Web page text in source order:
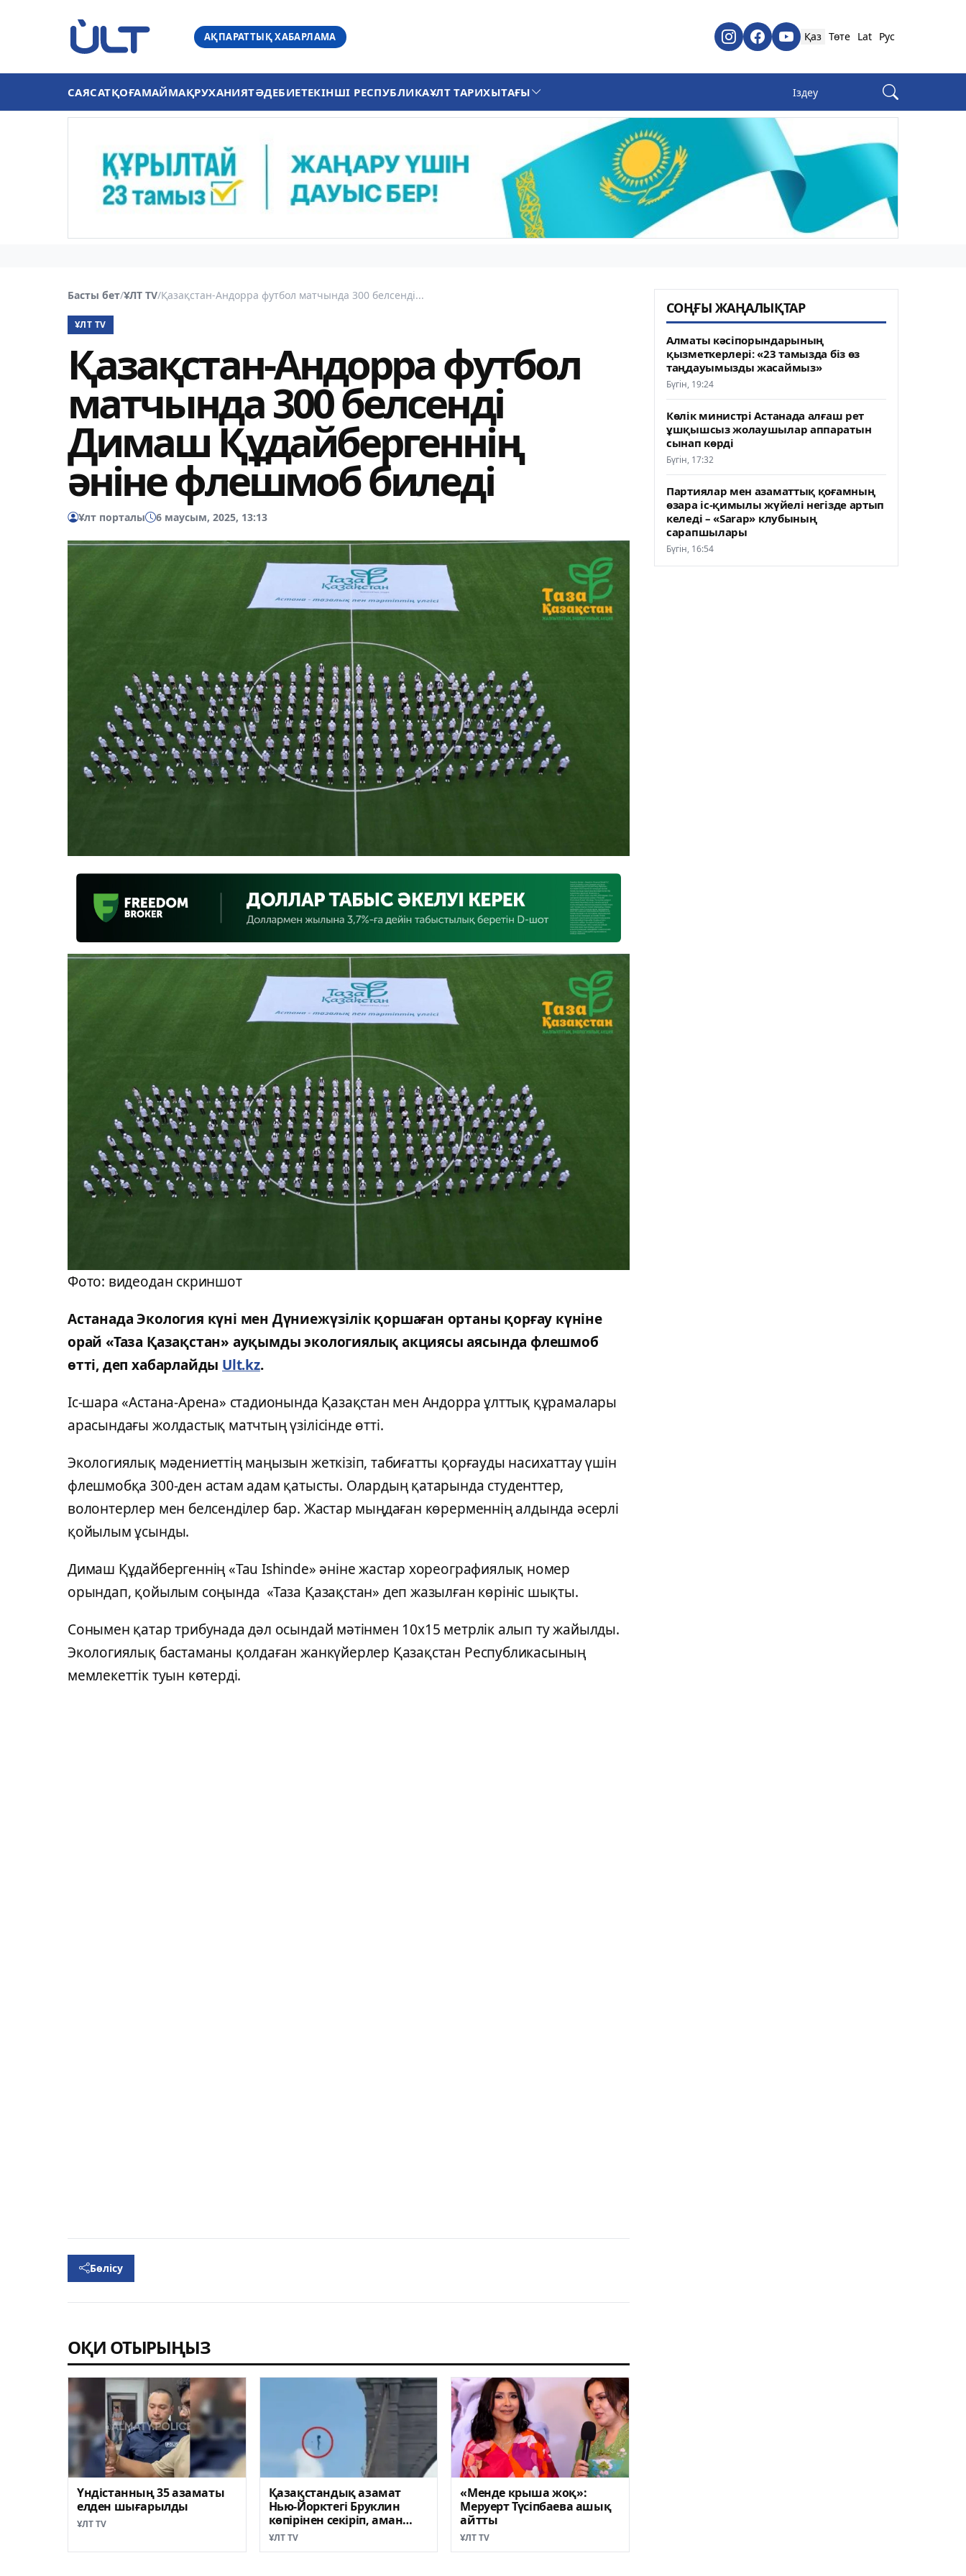
АҚПАРАТТЫҚ ХАБАРЛАМА Қаз Төте Lat Рус
САЯСАТҚОҒАМАЙМАҚРУХАНИЯТӘДЕБИЕТЕКІНШІ РЕСПУБЛИКАҰЛТ ТАРИХЫТАҒЫ
Басты бет/ҰЛТ TV/Қазақстан-Андорра футбол матчында 300 белсенді...
ҰЛТ TV
Қазақстан-Андорра футбол
матчында 300 белсенді
Димаш Құдайбергеннің
әніне флешмоб биледі
Ұлт порталы 6 маусым, 2025, 13:13
Фото: видеодан скриншот
Астанада Экология күні мен Дүниежүзілік қоршаған ортаны қорғау күніне
орай «Таза Қазақстан» ауқымды экологиялық акциясы аясында флешмоб
өтті, деп хабарлайды Ult.kz.
Іс-шара «Астана-Арена» стадионында Қазақстан мен Андорра ұлттық құрамалары
арасындағы жолдастық матчтың үзілісінде өтті.
Экологиялық мәдениеттің маңызын жеткізіп, табиғатты қорғауды насихаттау үшін
флешмобқа 300-ден астам адам қатысты. Олардың қатарында студенттер,
волонтерлер мен белсенділер бар. Жастар мыңдаған көрерменнің алдында әсерлі
қойылым ұсынды.
Димаш Құдайбергеннің «Tau Ishinde» әніне жастар хореографиялық номер
орындап, қойылым соңында «Таза Қазақстан» деп жазылған көрініс шықты.
Сонымен қатар трибунада дәл осындай мәтінмен 10x15 метрлік алып ту жайылды.
Экологиялық бастаманы қолдаған жанкүйерлер Қазақстан Республикасының
мемлекеттік туын көтерді.
Бөлісу
ОҚИ ОТЫРЫҢЫЗ
Үндістанның 35 азаматы
елден шығарылды
ҰЛТ TV
Қазақстандық азамат
Нью-Йорктегі Бруклин
көпірінен секіріп, аман
қалды
ҰЛТ TV
«Менде крыша жоқ»:
Меруерт Түсіпбаева ашық
айтты
ҰЛТ TV
СОҢҒЫ ЖАҢАЛЫҚТАР
Алматы кәсіпорындарының
қызметкерлері: «23 тамызда біз өз
таңдауымызды жасаймыз»
Бүгін, 19:24
Көлік министрі Астанада алғаш рет
ұшқышсыз жолаушылар аппаратын
сынап көрді
Бүгін, 17:32
Партиялар мен азаматтық қоғамның
өзара іс-қимылы жүйелі негізде артып
келеді – «Sarap» клубының
сарапшылары
Бүгін, 16:54